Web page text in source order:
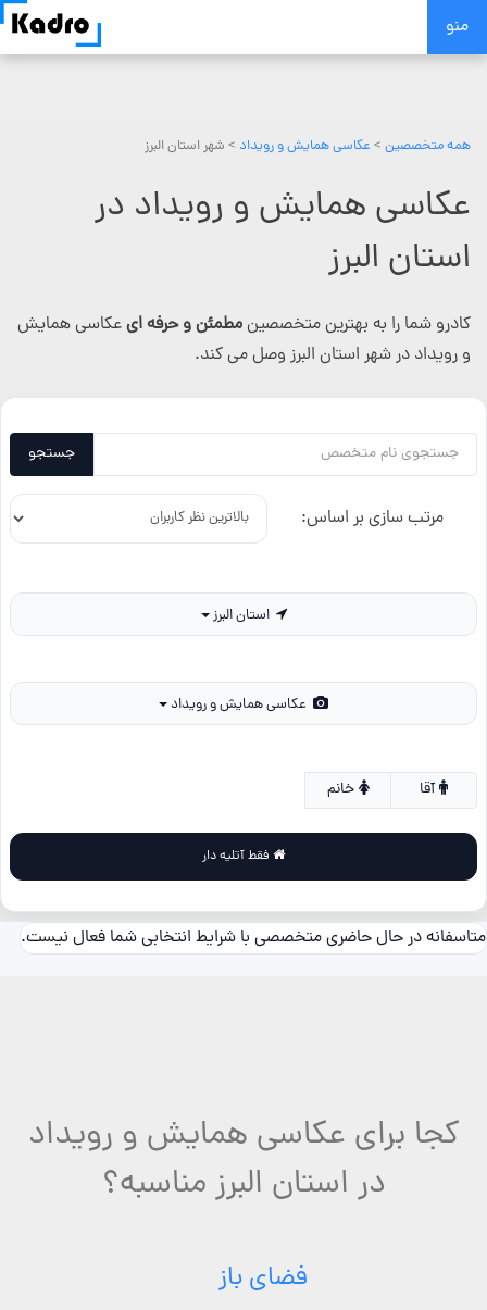
Skip
منو
همه متخصصین > عکاسی همایش و رویداد > شهر استان البرز
عکاسی همایش و رویداد در
استان البرز
کادرو شما را به بهترین متخصصینمطمئن و حرفه ایعکاسی همایش
و رویداد در شهر استان البرز وصل می کند.
جستجو
مرتب سازی بر اساس:
استان البرز
خانم
متاسفانه در حال حاضری متخصصی با شرایط انتخابی شما فعال نیست.
کجا برای عکاسی همایش و رویداد
در استان البرز مناسبه؟
فضای باز